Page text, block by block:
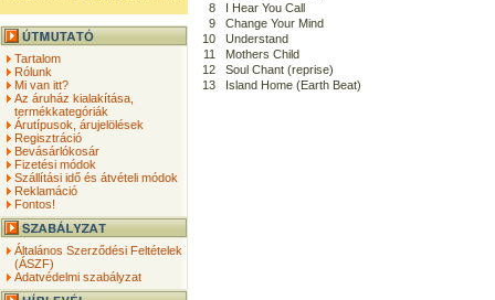
Tartalom
Rólunk
Mi van itt?
Az áruház kialakítása,
termékkategóriák
Árutípusok, árujelölések
Regisztráció
Bevásárlókosár
Fizetési módok
Szállítási idő és átvételi módok
Reklamáció
Fontos!
Általános Szerződési Feltételek
(ÁSZF)
Adatvédelmi szabályzat
8
I Hear You Call
9
Change Your Mind
10
Understand
11
Mothers Child
12
Soul Chant (reprise)
13
Island Home (Earth Beat)